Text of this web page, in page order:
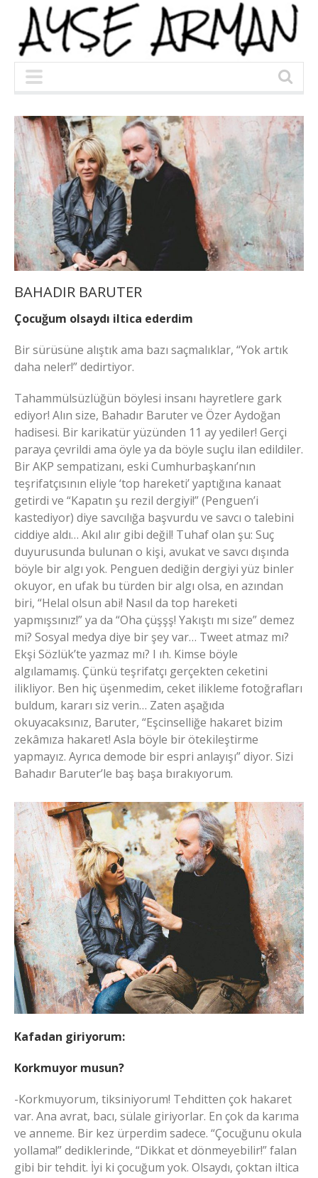
BAHADIR BARUTER
Çocuğum olsaydı iltica ederdim
Bir sürüsüne alıştık ama bazı saçmalıklar, “Yok artık
daha neler!” dedirtiyor.
Tahammülsüzlüğün böylesi insanı hayretlere gark
ediyor! Alın size, Bahadır Baruter ve Özer Aydoğan
hadisesi. Bir karikatür yüzünden 11 ay yediler! Gerçi
paraya çevrildi ama öyle ya da böyle suçlu ilan edildiler.
Bir AKP sempatizanı, eski Cumhurbaşkanı’nın
teşrifatçısının eliyle ‘top hareketi’ yaptığına kanaat
getirdi ve “Kapatın şu rezil dergiyi!” (Penguen’i
kastediyor) diye savcılığa başvurdu ve savcı o talebini
ciddiye aldı… Akıl alır gibi değil! Tuhaf olan şu: Suç
duyurusunda bulunan o kişi, avukat ve savcı dışında
böyle bir algı yok. Penguen dediğin dergiyi yüz binler
okuyor, en ufak bu türden bir algı olsa, en azından
biri, “Helal olsun abi! Nasıl da top hareketi
yapmışsınız!” ya da “Oha çüşşş! Yakıştı mı size” demez
mi? Sosyal medya diye bir şey var… Tweet atmaz mı?
Ekşi Sözlük’te yazmaz mı? I ıh. Kimse böyle
algılamamış. Çünkü teşrifatçı gerçekten ceketini
ilikliyor. Ben hiç üşenmedim, ceket ilikleme fotoğrafları
buldum, kararı siz verin… Zaten aşağıda
okuyacaksınız, Baruter, “Eşcinselliğe hakaret bizim
zekâmıza hakaret! Asla böyle bir ötekileştirme
yapmayız. Ayrıca demode bir espri anlayışı” diyor. Sizi
Bahadır Baruter’le baş başa bırakıyorum.
Kafadan giriyorum:
Korkmuyor musun?
-Korkmuyorum, tiksiniyorum! Tehditten çok hakaret
var. Ana avrat, bacı, sülale giriyorlar. En çok da karıma
ve anneme. Bir kez ürperdim sadece. “Çocuğunu okula
yollama!” dediklerinde, “Dikkat et dönmeyebilir!” falan
gibi bir tehdit. İyi ki çocuğum yok. Olsaydı, çoktan iltica